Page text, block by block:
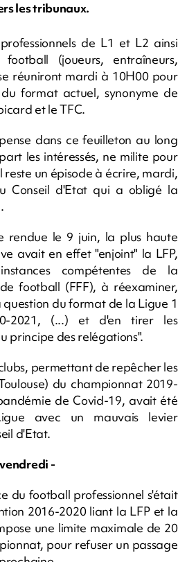
les tribunaux.
de L1 et L2 ainsi
(joueurs, entraîneurs,
réuniront mardi à 10H00 pour
format actuel, synonyme de
et le TFC.
dans ce feuilleton au long
les intéressés, ne milite pour
un épisode à écrire, mardi,
Conseil d'Etat qui a obligé la
rendue le 9 juin, la plus haute
avait en effet "enjoint" la LFP,
compétentes de la
football (FFF), à réexaminer,
question du format de la Ligue 1
2021, (...) et d'en tirer les
principe des relégations".
permettant de repêcher les
du championnat 2019-
de Covid-19, avait été
avec un mauvais levier
d'Etat.
-
du football professionnel s'était
2016-2020 liant la LFP et la
une limite maximale de 20
pour refuser un passage